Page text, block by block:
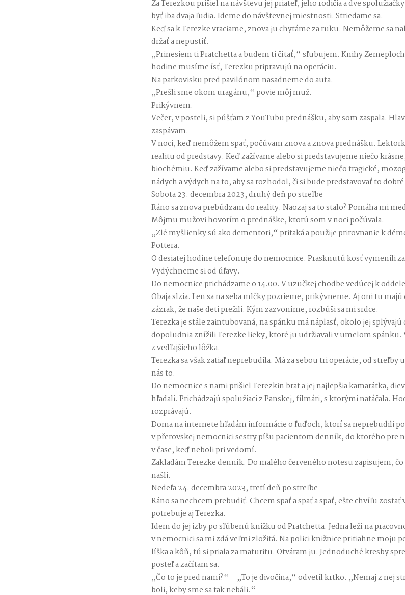
Za Terezkou prišiel na návštevu jej priateľ, jeho rodičia a dve
byť iba dvaja ľudia. Ideme do návštevnej miestnosti. Striedame sa.
Keď sa k Terezke vraciame, znova ju chytáme za ruku. Nemôžeme sa
držať a nepustiť.
„Prinesiem ti Pratchetta a budem ti čítať,“ sľubujem. Knihy
hodine musíme ísť, Terezku pripravujú na operáciu.
Na parkovisku pred pavilónom nasadneme do auta.
„Prešli sme okom uragánu,“ povie môj muž.
Prikývnem.
Večer, v posteli, si púšťam z YouTubu prednášku, aby som zaspala.
zaspávam.
V noci, keď nemôžem spať, počúvam znova a znova prednášku.
realitu od predstavy. Keď zažívame alebo si predstavujeme niečo
biochémiu. Keď zažívame alebo si predstavujeme niečo tragické,
nádych a výdych na to, aby sa rozhodol, či si bude predstavovať to
Sobota 23. decembra 2023, druhý deň po streľbe
Ráno sa znova prebúdzam do reality. Naozaj sa to stalo? Pomáha mi
Môjmu mužovi hovorím o prednáške, ktorú som v noci počúvala.
„Zlé myšlienky sú ako dementori,“ pritaká a použije prirovnanie k
Pottera.
O desiatej hodine telefonuje do nemocnice. Prasknutú kosť vymenili
Vydýchneme si od úľavy.
Do nemocnice prichádzame o 14.00. V uzučkej chodbe vedúcej k
Obaja slzia. Len sa na seba mlčky pozrieme, prikývneme. Aj oni tu
zázrak, že naše deti prežili. Kým zazvoníme, rozbúši sa mi srdce.
Terezka je stále zaintubovaná, na spánku má náplasť, okolo jej
dopoludnia znížili Terezke lieky, ktoré ju udržiavali v umelom spánku.
z vedľajšieho lôžka.
Terezka sa však zatiaľ neprebudila. Má za sebou tri operácie, od
nás to.
Do nemocnice s nami prišiel Terezkin brat a jej najlepšia kamarátka,
hľadali. Prichádzajú spolužiaci z Panskej, filmári, s ktorými natáčala.
rozprávajú.
Doma na internete hľadám informácie o ľuďoch, ktorí sa neprebudili
v přerovskej nemocnici sestry píšu pacientom denník, do ktorého pre
v čase, keď neboli pri vedomí.
Zakladám Terezke denník. Do malého červeného notesu zapisujem,
našli.
Nedeľa 24. decembra 2023, tretí deň po streľbe
Ráno sa nechcem prebudiť. Chcem spať a spať a spať, ešte chvíľu
potrebuje aj Terezka.
Idem do jej izby po sľúbenú knižku od Pratchetta. Jedna leží na
v nemocnici sa mi zdá veľmi zložitá. Na polici knižnice pritiahne moju
líška a kôň, tú si priala za maturitu. Otváram ju. Jednoduché kresby
posteľ a začítam sa.
„Čo to je pred nami?“ – „To je divočina,“ odvetil krtko. „Nemaj z nej
boli, keby sme sa tak nebáli.“